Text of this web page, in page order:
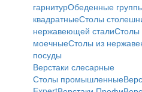
гарнитурОбеденные
квадратныеСтолы
нержавеющей сталиСтолы
моечныеСтолы из
посуды
Верстаки слесарные
Столы промышленные